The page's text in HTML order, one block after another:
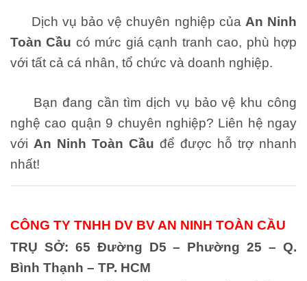
Dịch vụ bảo vệ chuyên nghiệp của An Ninh
Toàn Cầu có mức giá cạnh tranh cao, phù hợp
với tất cả cá nhân, tổ chức và doanh nghiệp.
Bạn đang cần tìm dịch vụ bảo vệ khu công
nghệ cao quận 9 chuyên nghiệp? Liên hệ ngay
với An Ninh Toàn Cầu để được hỗ trợ nhanh
nhất!
CÔNG TY TNHH DV BV AN NINH TOÀN CẦU
TRỤ SỞ: 65 Đường D5 – Phường 25 – Q.
Bình Thạnh – TP. HCM